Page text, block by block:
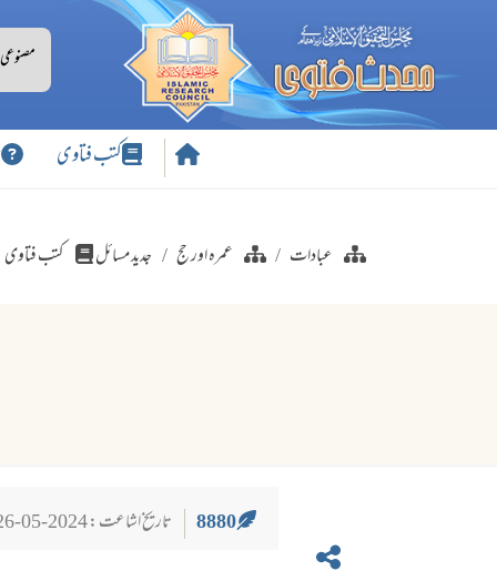
کتب فتاوی
عبادات عمرہ اور حج جدید مسائل کتب فتاوی
8880 تاریخ اشاعت : 2024-05-26